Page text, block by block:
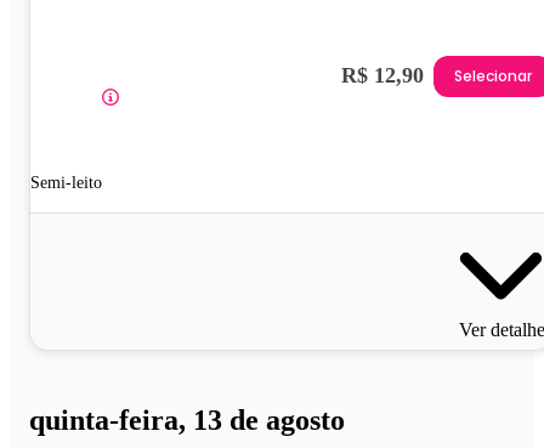
Semi-leito
R$ 12,90 Selecionar
Ver
quinta-feira, 13 de agosto